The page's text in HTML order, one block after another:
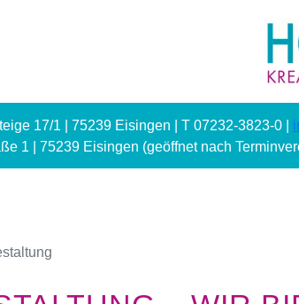
17/1 | 75239 Eisingen | T 07232-3823-0 |
1 | 75239 Eisingen (geöffnet nach